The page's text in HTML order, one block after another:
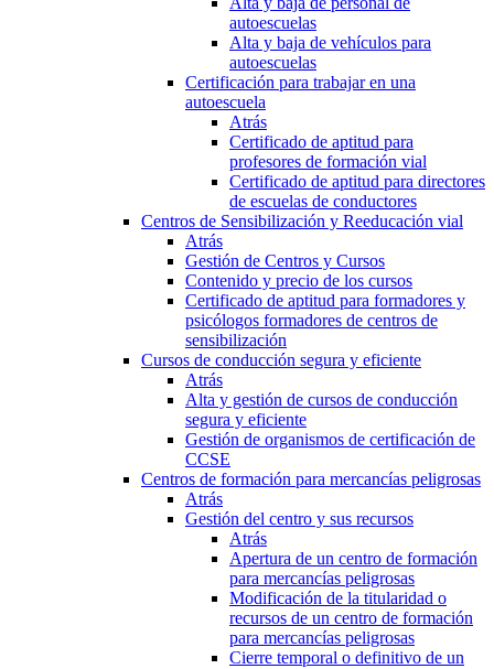
autoescuelas
Alta y baja de vehículos para
autoescuelas
Certificación para trabajar en una
autoescuela
Atrás
Certificado de aptitud para
profesores de formación vial
Certificado de aptitud para directores
de escuelas de conductores
Centros de Sensibilización y Reeducación vial
Atrás
Gestión de Centros y Cursos
Contenido y precio de los cursos
Certificado de aptitud para formadores y
psicólogos formadores de centros de
sensibilización
Cursos de conducción segura y eficiente
Atrás
Alta y gestión de cursos de conducción
segura y eficiente
Gestión de organismos de certificación de
CCSE
Centros de formación para mercancías peligrosas
Atrás
Gestión del centro y sus recursos
Atrás
Apertura de un centro de formación
para mercancías peligrosas
Modificación de la titularidad o
recursos de un centro de formación
para mercancías peligrosas
Cierre temporal o definitivo de un